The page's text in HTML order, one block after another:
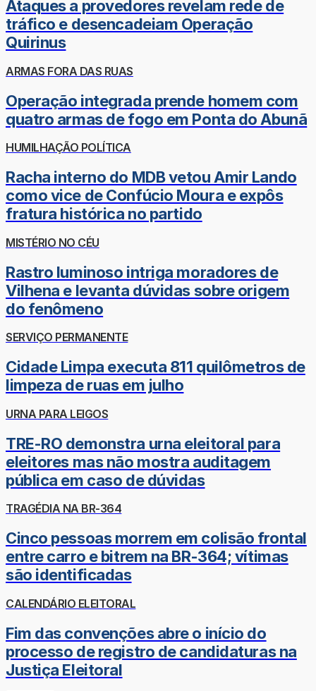
Ataques a provedores revelam rede de
tráfico e desencadeiam Operação
Quirinus
ARMAS FORA DAS RUAS
Operação integrada prende homem com
quatro armas de fogo em Ponta do Abunã
HUMILHAÇÃO POLÍTICA
Racha interno do MDB vetou Amir Lando
como vice de Confúcio Moura e expôs
fratura histórica no partido
MISTÉRIO NO CÉU
Rastro luminoso intriga moradores de
Vilhena e levanta dúvidas sobre origem
do fenômeno
SERVIÇO PERMANENTE
Cidade Limpa executa 811 quilômetros de
limpeza de ruas em julho
URNA PARA LEIGOS
TRE-RO demonstra urna eleitoral para
eleitores mas não mostra auditagem
pública em caso de dúvidas
TRAGÉDIA NA BR-364
Cinco pessoas morrem em colisão frontal
entre carro e bitrem na BR-364; vítimas
são identificadas
CALENDÁRIO ELEITORAL
Fim das convenções abre o início do
processo de registro de candidaturas na
Justiça Eleitoral